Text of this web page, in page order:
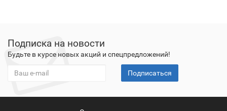
Подписка на новости
Будьте в курсе новых акций и спецпредложений!
Подписаться